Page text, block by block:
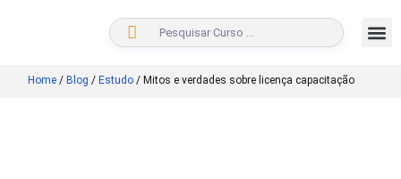
BUSCAR
Home / Blog / Estudo / Mitos e verdades sobre licença capacitação